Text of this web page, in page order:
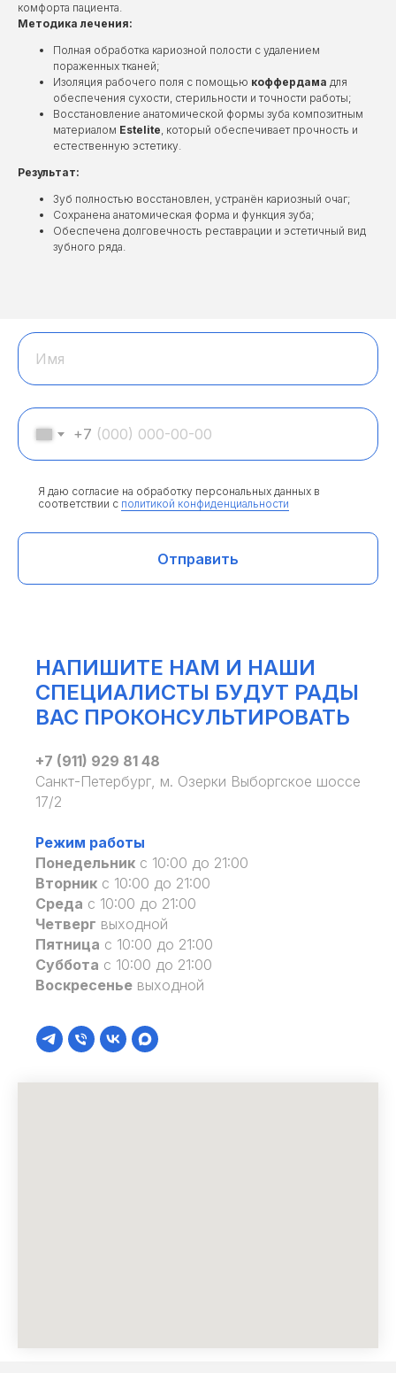
комфорта пациента.
Методика лечения:
Полная обработка кариозной полости с удалением
пораженных тканей;
Изоляция рабочего поля с помощью коффердама для
обеспечения сухости, стерильности и точности работы;
Восстановление анатомической формы зуба композитным
материалом Estelite, который обеспечивает прочность и
естественную эстетику.
Результат:
Зуб полностью восстановлен, устранён кариозный очаг;
Сохранена анатомическая форма и функция зуба;
Обеспечена долговечность реставрации и эстетичный вид
зубного ряда.
Имя
+7
Я даю согласие на обработку персональных данных в
соответствии с политикой конфиденциальности
Отправить
НАПИШИТЕ НАМ И НАШИ
СПЕЦИАЛИСТЫ БУДУТ РАДЫ
ВАС ПРОКОНСУЛЬТИРОВАТЬ
+7 (911) 929 81 48
Санкт-Петербург, м. Озерки Выборгское шоссе
17/2
Режим работы
Понедельник с 10:00 до 21:00
Вторник с 10:00 до 21:00
Среда с 10:00 до 21:00
Четверг выходной
Пятница с 10:00 до 21:00
Суббота с 10:00 до 21:00
Воскресенье выходной